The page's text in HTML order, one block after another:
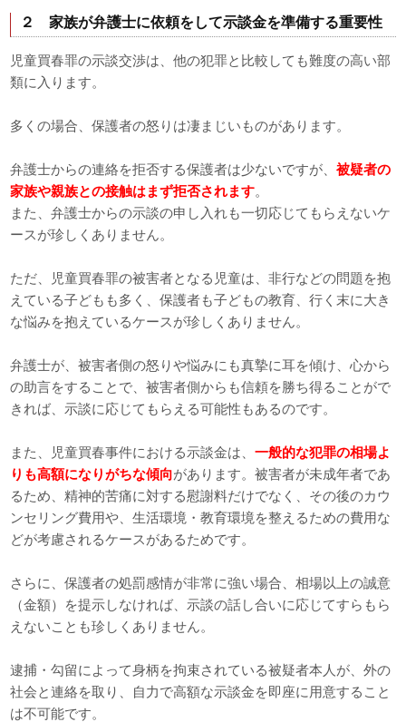
２ 家族が弁護士に依頼をして示談金を準備する重要性
児童買春罪の示談交渉は、他の犯罪と比較しても難度の高い部
類に入ります。
多くの場合、保護者の怒りは凄まじいものがあります。
弁護士からの連絡を拒否する保護者は少ないですが、被疑者の
家族や親族との接触はまず拒否されます。
また、弁護士からの示談の申し入れも一切応じてもらえないケ
ースが珍しくありません。
ただ、児童買春罪の被害者となる児童は、非行などの問題を抱
えている子どもも多く、保護者も子どもの教育、行く末に大き
な悩みを抱えているケースが珍しくありません。
弁護士が、被害者側の怒りや悩みにも真摯に耳を傾け、心から
の助言をすることで、被害者側からも信頼を勝ち得ることがで
きれば、示談に応じてもらえる可能性もあるのです。
また、児童買春事件における示談金は、一般的な犯罪の相場よ
りも高額になりがちな傾向があります。被害者が未成年者であ
るため、精神的苦痛に対する慰謝料だけでなく、その後のカウ
ンセリング費用や、生活環境・教育環境を整えるための費用な
どが考慮されるケースがあるためです。
さらに、保護者の処罰感情が非常に強い場合、相場以上の誠意
（金額）を提示しなければ、示談の話し合いに応じてすらもら
えないことも珍しくありません。
逮捕・勾留によって身柄を拘束されている被疑者本人が、外の
社会と連絡を取り、自力で高額な示談金を即座に用意すること
は不可能です。